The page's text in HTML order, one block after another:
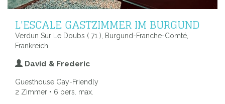
L'ESCALE GASTZIMMER IM BURGUND
Verdun Sur Le Doubs ( 71 ), Burgund-Franche-Comté,
Frankreich
David & Frederic
Guesthouse Gay-Friendly
2 Zimmer • 6 pers. max.